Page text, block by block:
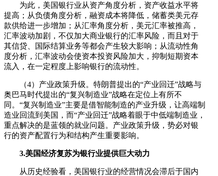
为此，美国银行业从资产角度分析，资产收益水平将
提高；从负债角度分析，融资成本将降低，储蓄类美元存
款供给进一步增加；从汇率角度分析，美元汇率被推高，
汇率波动加剧，不仅加大商业银行的汇率风险，而且对于
其信贷、国际结算业务等都会产生较大影响；从流动性角
度分析，汇率波动会使资本投资风险加大，抑制短期资本
流入，在一定程度上影响银行的流动性。
（4）产业政策升级。特朗普提出的“产业回迁”战略与
奥巴马时代提出的“复兴制造业”战略在定位上有所不
同。“复兴制造业”主要是借智能制造的产业升级，让高端制
造业回流到美国，而“产业回迁”战略着眼于中低端制造业，
重点解决的是蓝领的就业问题。产业政策升级，势必对银
行的资产配置行为和结构产生重要影响。
3.美国经济复苏为银行业提供巨大动力
从历史经验看，美国银行业的经营情况会滞后于国内